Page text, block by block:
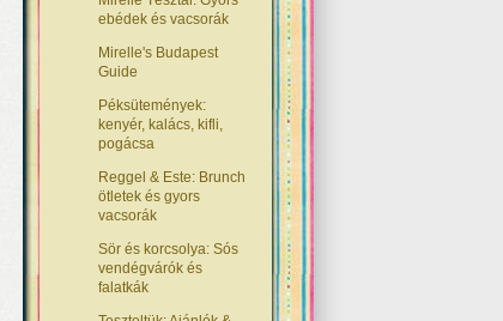
ebédek és vacsorák
Mirelle's Budapest
Guide
Péksütemények:
kenyér, kalács, kifli,
pogácsa
Reggel & Este: Brunch
ötletek és gyors
vacsorák
Sör és korcsolya: Sós
vendégvárók és
falatkák